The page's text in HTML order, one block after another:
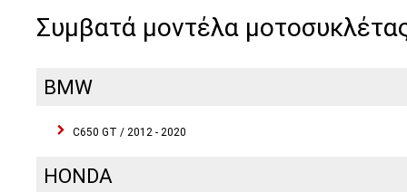
Συμβατά μοντέλα
BMW
C650 GT / 2012 - 2020
HONDA